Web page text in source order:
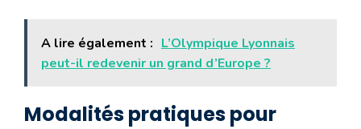
A lire également : L’Olympique Lyonnais
peut-il redevenir un grand d’Europe ?
Modalités pratiques pour